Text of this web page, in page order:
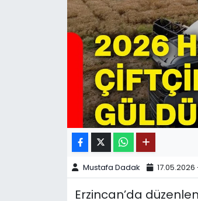
Mustafa Dadak 17.05.2026
Erzincan’da